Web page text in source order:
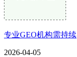
专业GEO机构需持续
2026-04-05